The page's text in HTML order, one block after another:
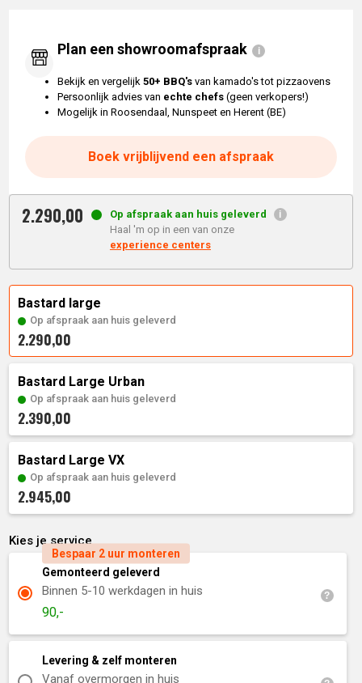
2.290,00
Op afspraak aan huis geleverd
Haal 'm op in een van onze
experience centers
Bastard large
2.290,00
Op afspraak aan huis geleverd
Bastard Large Urban
2.390,00
Op afspraak aan huis geleverd
Bastard Large VX
2.945,00
Op afspraak aan huis geleverd
Kies je service
Gemonteerd geleverd
Binnen 5-10 werkdagen in huis
90,-
Bespaar 2 uur monteren
Levering & zelf monteren
Vanaf overmorgen in huis
Plan een showroomafspraak
Bekijk en vergelijk50+ BBQ's van kamado's tot pizzaovens
Persoonlijk advies van echte chefs (geen verkopers!)
Mogelijk in Roosendaal, Nunspeet en Herent (BE)
Boek vrijblijvend een afspraak